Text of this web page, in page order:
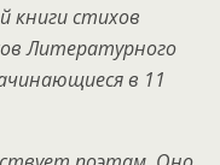
книги стихов
Литературного
в 11